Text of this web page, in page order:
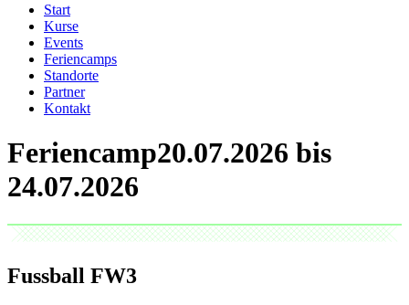
Start
Kurse
Events
Feriencamps
Standorte
Partner
Kontakt
Feriencamp
Fussball FW3